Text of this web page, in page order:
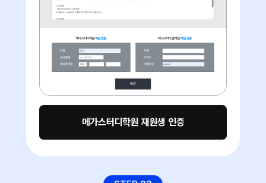
메가스터디학원 재원생 인증